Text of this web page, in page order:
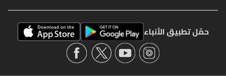
حمّل تطبيق الأنباء